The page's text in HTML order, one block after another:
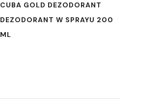
CUBA GOLD DEZODORANT
DEZODORANT W SPRAYU 200
ML